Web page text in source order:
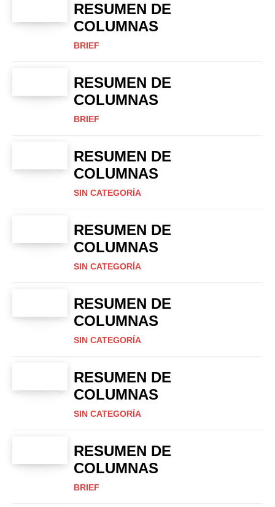
RESUMEN DE
COLUMNAS
BRIEF
RESUMEN DE
COLUMNAS
BRIEF
RESUMEN DE
COLUMNAS
SIN CATEGORÍA
RESUMEN DE
COLUMNAS
SIN CATEGORÍA
RESUMEN DE
COLUMNAS
SIN CATEGORÍA
RESUMEN DE
COLUMNAS
SIN CATEGORÍA
RESUMEN DE
COLUMNAS
BRIEF